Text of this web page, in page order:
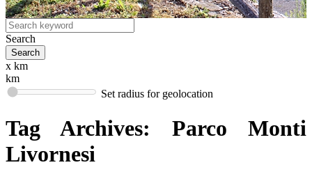
Search
x km
km
Set radius for geolocation
Tag Archives: Parco Monti
Livornesi